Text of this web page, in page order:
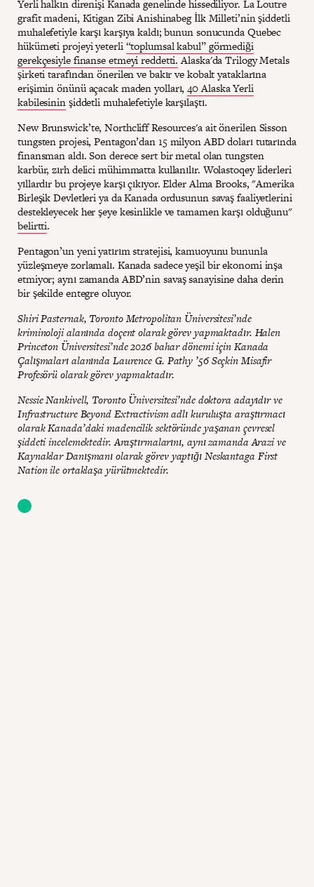
Yerli halkın direnişi Kanada genelinde hissediliyor. La Loutre
grafit madeni, Kitigan Zibi Anishinabeg İlk Milleti’nin şiddetli
muhalefetiyle karşı karşıya kaldı; bunun sonucunda Quebec
hükümeti projeyi yeterli“toplumsal kabul” görmediği
gerekçesiyle finanse etmeyi reddetti.Alaska'da Trilogy Metals
şirketi tarafından önerilen ve bakır ve kobalt yataklarına
erişimin önünü açacak maden yolları,40 Alaska Yerli
kabilesininşiddetli muhalefetiyle karşılaştı.
New Brunswick’te, Northcliff Resources'a ait önerilen Sisson
tungsten projesi, Pentagon’dan 15 milyon ABD doları tutarında
finansman aldı. Son derece sert bir metal olan tungsten
karbür, zırh delici mühimmatta kullanılır. Wolastoqey liderleri
yıllardır bu projeye karşı çıkıyor. Elder Alma Brooks, "Amerika
Birleşik Devletleri ya da Kanada ordusunun savaş faaliyetlerini
destekleyecek her şeye kesinlikle ve tamamen karşı olduğunu"
belirtti.
Pentagon’un yeni yatırım stratejisi, kamuoyunu bununla
yüzleşmeye zorlamalı. Kanada sadece yeşil bir ekonomi inşa
etmiyor; aynı zamanda ABD’nin savaş sanayisine daha derin
bir şekilde entegre oluyor.
Shiri Pasternak, Toronto Metropolitan Üniversitesi’nde
kriminoloji alanında doçent olarak görev yapmaktadır. Halen
Princeton Üniversitesi’nde 2026 bahar dönemi için Kanada
Çalışmaları alanında Laurence G. Pathy ’56 Seçkin Misafir
Profesörü olarak görev yapmaktadır.
Nessie Nankivell, Toronto Üniversitesi’nde doktora adayıdır ve
Infrastructure Beyond Extractivism adlı kuruluşta araştırmacı
olarak Kanada’daki madencilik sektöründe yaşanan çevresel
şiddeti incelemektedir. Araştırmalarını, aynı zamanda Arazi ve
Kaynaklar Danışmanı olarak görev yaptığı Neskantaga First
Nation ile ortaklaşa yürütmektedir.